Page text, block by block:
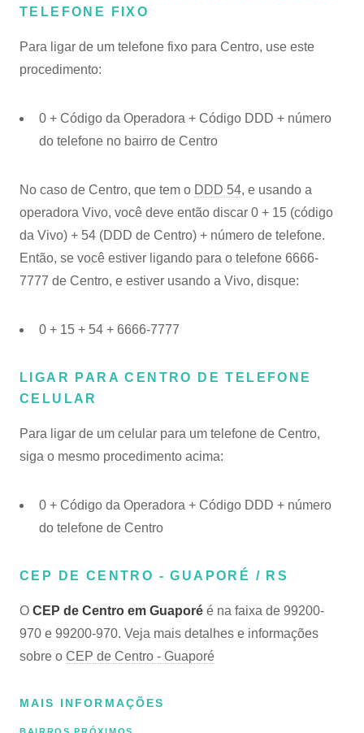
TELEFONE FIXO
Para ligar de um telefone fixo para Centro, use este
procedimento:
0 + Código da Operadora + Código DDD + número
do telefone no bairro de Centro
No caso de Centro, que tem o DDD 54, e usando a
operadora Vivo, você deve então discar 0 + 15 (código
da Vivo) + 54 (DDD de Centro) + número de telefone.
Então, se você estiver ligando para o telefone 6666-
7777 de Centro, e estiver usando a Vivo, disque:
0 + 15 + 54 + 6666-7777
LIGAR PARA CENTRO DE TELEFONE
CELULAR
Para ligar de um celular para um telefone de Centro,
siga o mesmo procedimento acima:
0 + Código da Operadora + Código DDD + número
do telefone de Centro
CEP DE CENTRO - GUAPORÉ / RS
O CEP de Centro em Guaporé é na faixa de 99200-
970 e 99200-970. Veja mais detalhes e informações
sobre o CEP de Centro - Guaporé
MAIS INFORMAÇÕES